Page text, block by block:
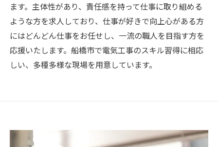
ます。主体性があり、責任感を持って仕事に取り組める
ような方を求人しており、仕事が好きで向上心がある方
にはどんどん仕事をお任せし、一流の職人を目指す方を
応援いたします。船橋市で電気工事のスキル習得に相応
しい、多種多様な現場を用意しています。